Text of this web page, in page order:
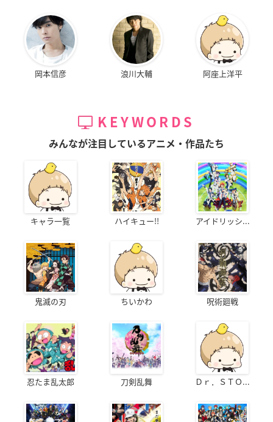
岡本信彦 浪川大輔 阿座上洋平
KEYWORDS
みんなが注目しているアニメ・作品たち
キャラ一覧 ハイキュー!! アイドリッシ...
鬼滅の刃 ちいかわ 呪術廻戦
忍たま乱太郎 刀剣乱舞 Ｄｒ．ＳＴＯ...